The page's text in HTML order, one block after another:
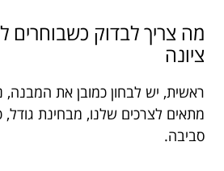
מה צריך לבדוק כשבוחרים
ציונה
ראשית, יש לבחון כמובן את
מתאים לצרכים שלנו, מבחינת גודל,
סביבה.